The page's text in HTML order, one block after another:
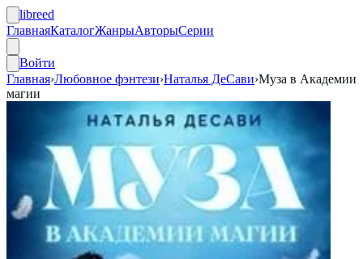
libreed
ГлавнаяКаталогЖанрыАвторыСерии
Войти
Главная›Любовное фэнтези›Наталья ДеСави›Муза в Академии
магии